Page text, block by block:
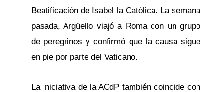
Beatificación de Isabel la Católica. La semana
pasada, Argüello viajó a Roma con un grupo
de peregrinos y confirmó que la causa sigue
en pie por parte del Vaticano.
La iniciativa de la ACdP también coincide con